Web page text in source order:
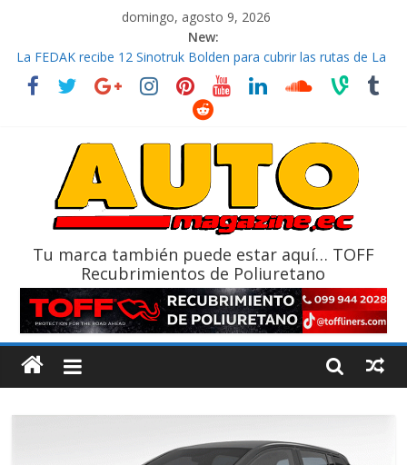
domingo, agosto 9, 2026
New:
La FEDAK recibe 12 Sinotruk Bolden para cubrir las rutas de La
Vuelta
El costo de tener un vehículo gana protagonismo a la hora de
¿Qué puede pasar con tu vehículo si permanece varios días sin
La Vuelta al Ecuador 2026, edición 47ª, recorre 7 provincias en 8
Tu marca también puede estar aquí… TOFF
Recubrimientos de Poliuretano